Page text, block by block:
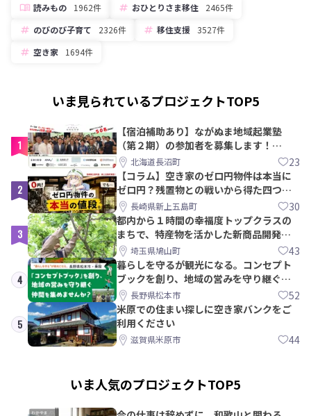
読みもの 1962件 おひとりさま移住
2465件
のびのび子育て
2326件 移住支援 3527件
空き家
1694件
いま見られているプロジェクトTOP5
1
【宿泊補助あり】ながぬま地域起業塾
（第２期）の参加者を募集します！
【8/21〆】
北海道長沼町 23
2
【コラム】空き家のゼロ円物件は本当に
ゼロ円？残置物との戦いから得た四つの
教訓｜新上五島町
長崎県新上五島町 30
3
都内から１時間の幸福度トップクラスの
まちで、特産物を活かした新商品開発＆
PRメンバー募集！
埼玉県鳩山町 43
4
暮らしを守るが観光になる。コンセプト
ブックを創り、地域の営みを守り継ぐ仲
間を集めませんか？
長野県松本市 52
5
米原での住まい探しに空き家バンクをご
利用ください
滋賀県米原市 44
いま人気のプロジェクトTOP5